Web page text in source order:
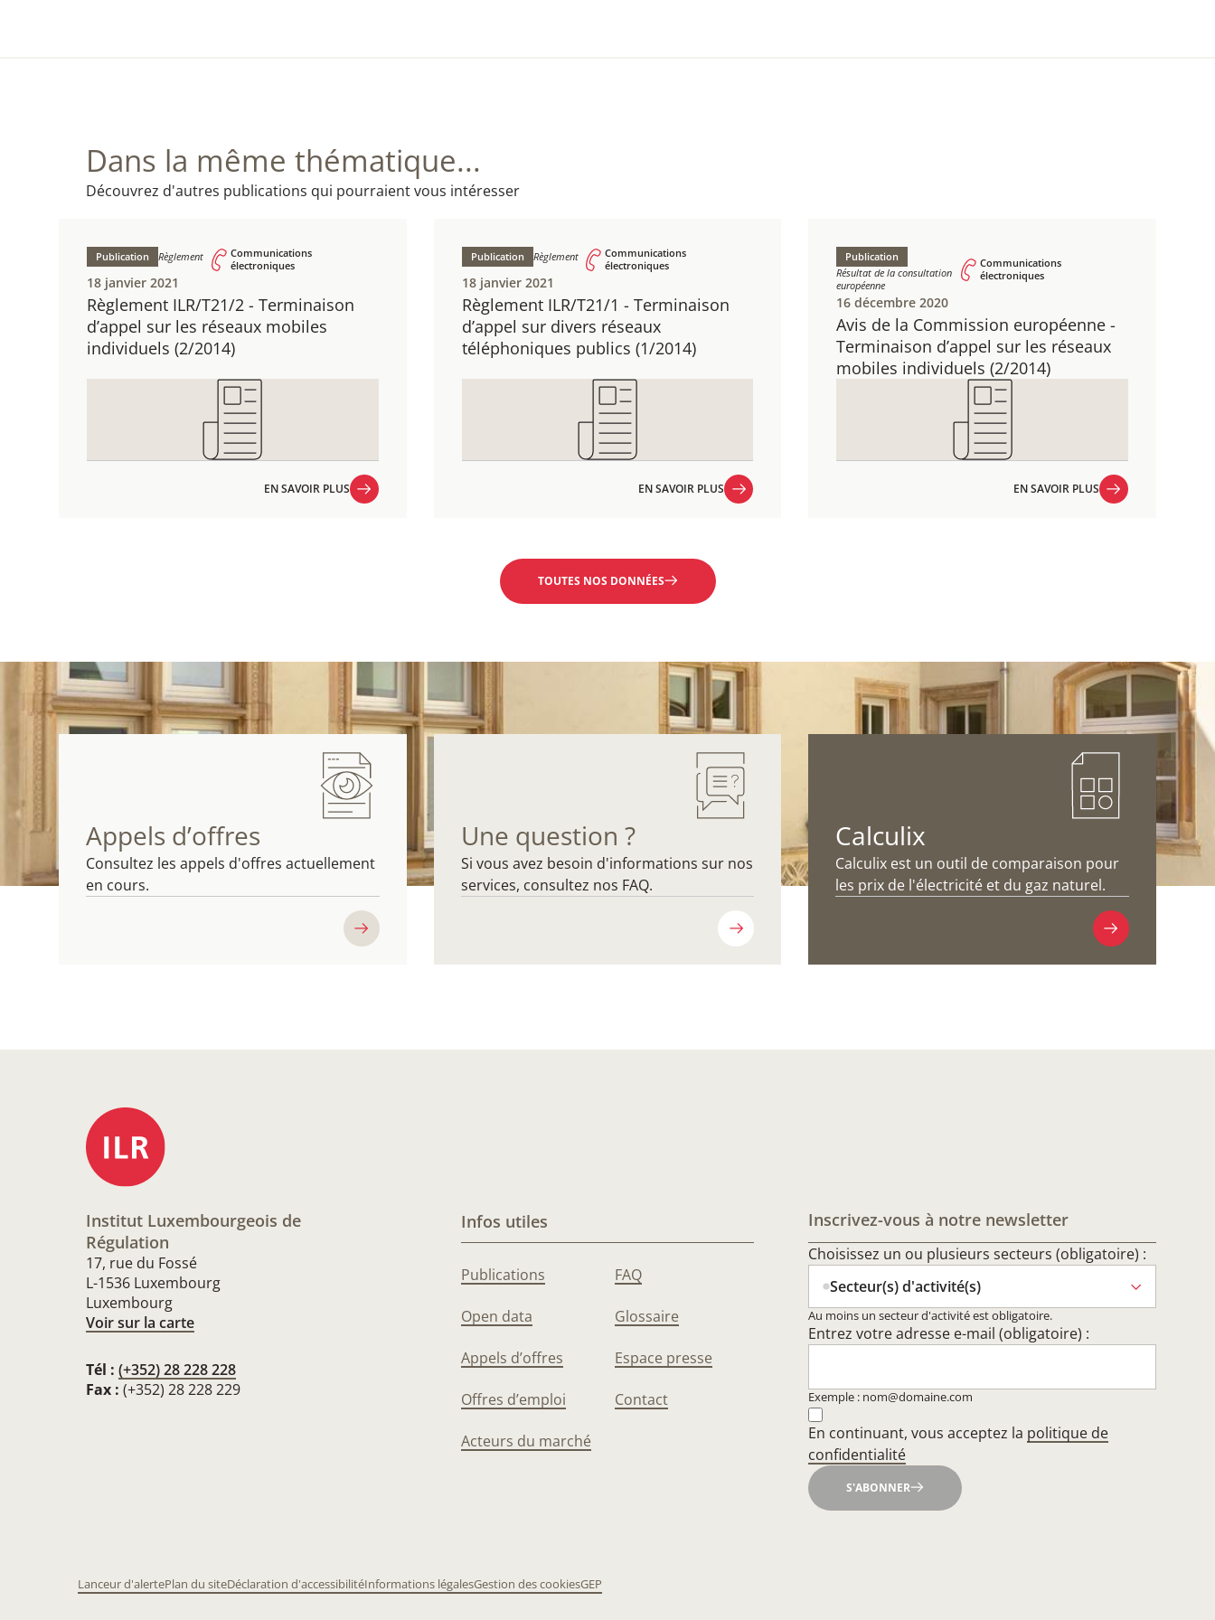
Dans la même thématique...
Découvrez d'autres publications qui pourraient vous intéresser
Règlement ILR/T21/2 - ​Terminaison
d’appel sur les réseaux mobiles
individuels ​(2/2014)
Publication Règlement
Communications
électroniques
18 janvier 2021
EN SAVOIR PLUS
Règlement ILR/T21/1 - ​Terminaison
d’appel sur divers réseaux
téléphoniques publics (1/2014)
Publication Règlement
Communications
électroniques
18 janvier 2021
EN SAVOIR PLUS
Avis de la Commission européenne - ​
Terminaison d’appel sur les réseaux
mobiles individuels ​(2/2014)
Publication
Résultat de la consultation
européenne
Communications
électroniques
16 décembre 2020
EN SAVOIR PLUS
TOUTES NOS DONNÉES
Appels d’offres
Consultez les appels d'offres actuellement
en cours.
Une question ?
Si vous avez besoin d'informations sur nos
services, consultez nos FAQ.
Calculix
Calculix est un outil de comparaison pour
les prix de l'électricité et du gaz naturel.
Institut Luxembourgeois de
Régulation
17, rue du Fossé
L-1536 Luxembourg
Luxembourg
Voir sur la carte
Tél : (+352) 28 228 228
Fax : (+352) 28 228 229
Infos utiles
Publications
Open data
Appels d’offres
Offres d’emploi
Acteurs du marché
FAQ
Glossaire
Espace presse
Contact
Inscrivez-vous à notre newsletter
Choisissez un ou plusieurs secteurs (obligatoire) :
Secteur(s) d'activité(s)
Au moins un secteur d'activité est obligatoire.
Entrez votre adresse e-mail (obligatoire) :
Exemple : nom@domaine.com
En continuant, vous acceptez la politique de
confidentialité
S'ABONNER
Lanceur d'alertePlan du siteDéclaration d'accessibilitéInformations légalesGestion des cookiesGEP